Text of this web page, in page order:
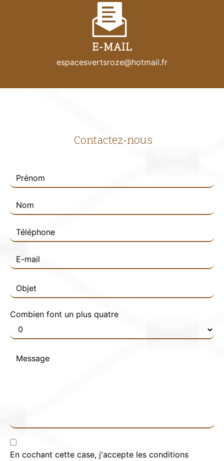
E-MAIL
espacesvertsroze@hotmail.fr
Contactez-nous
Combien font un plus quatre
En cochant cette case, j'accepte les conditions